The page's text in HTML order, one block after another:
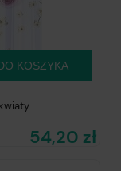
54,20 zł
KOSZYKA